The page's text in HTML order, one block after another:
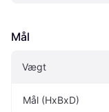
Mål
Vægt
Mål (HxBxD)